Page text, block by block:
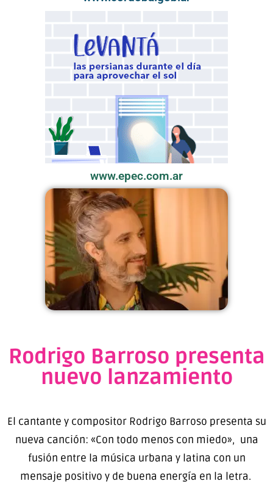
www.epec.com.ar
Rodrigo Barroso presenta
nuevo lanzamiento
El cantante y compositor Rodrigo Barroso presenta su
nueva canción: «Con todo menos con miedo», una
fusión entre la música urbana y latina con un
mensaje positivo y de buena energía en la letra.